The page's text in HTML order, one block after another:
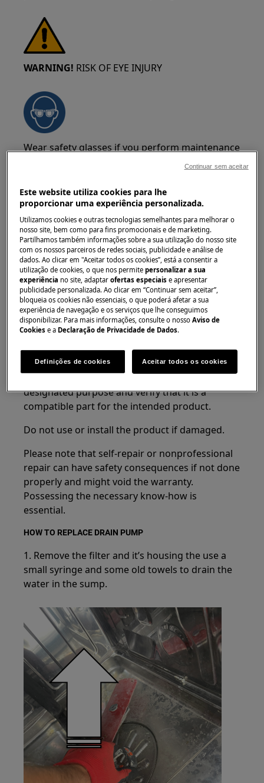
WARNING! RISK OF EYE INJURY
Wear safety glasses if you perform maintenance
WARNING!CHOKING HAZARD
Small parts not for children under 3 years. Keep
all small parts and packaging out of reach of
children.
Only adults should use or install the product.
turn off water supply to the appliance.
Make sure to use the product only for its
designated purpose and verify that it is a
compatible part for the intended product.
Do not use or install the product if damaged.
Please note that self-repair or nonprofessional
repair can have safety consequences if not done
properly and might void the warranty.
Possessing the necessary know-how is
essential.
HOW TO REPLACE DRAIN PUMP
1. Remove the filter and it’s housing the use a
small syringe and some old towels to drain the
water in the sump.
Este website utiliza cookies para lhe
proporcionar uma experiência personalizada.
Utilizamos cookies e outras tecnologias semelhantes para melhorar o
nosso site, bem como para fins promocionais e de marketing.
Partilhamos também informações sobre a sua utilização do nosso site
com os nossos parceiros de redes sociais, publicidade e análise de
dados. Ao clicar em "Aceitar todos os cookies”, está a consentir a
utilização de cookies, o que nos permitepersonalizar a sua
experiência no site, adaptarofertas especiaise apresentar
publicidade personalizada. Ao clicar em “Continuar sem aceitar”,
bloqueia os cookies não essenciais, o que poderá afetar a sua
experiência de navegação e os serviços que lhe conseguimos
disponibilizar. Para mais informações, consulte o nossoAviso de
Cookies e a Declaração de Privacidade de Dados.
Definições de cookies Aceitar todos os cookies
Continuar sem aceitar